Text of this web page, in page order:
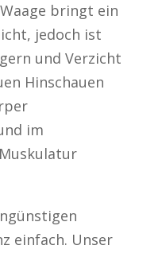
bringt ein
jedoch ist
und Verzicht
Hinschauen
im
einfach. Unser